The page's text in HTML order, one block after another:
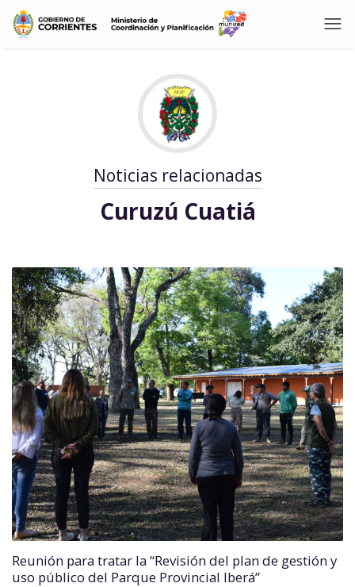
Noticias relacionadas
Curuzú Cuatiá
Reunión para tratar la “Revisión del plan de gestión y
uso público del Parque Provincial Iberá”